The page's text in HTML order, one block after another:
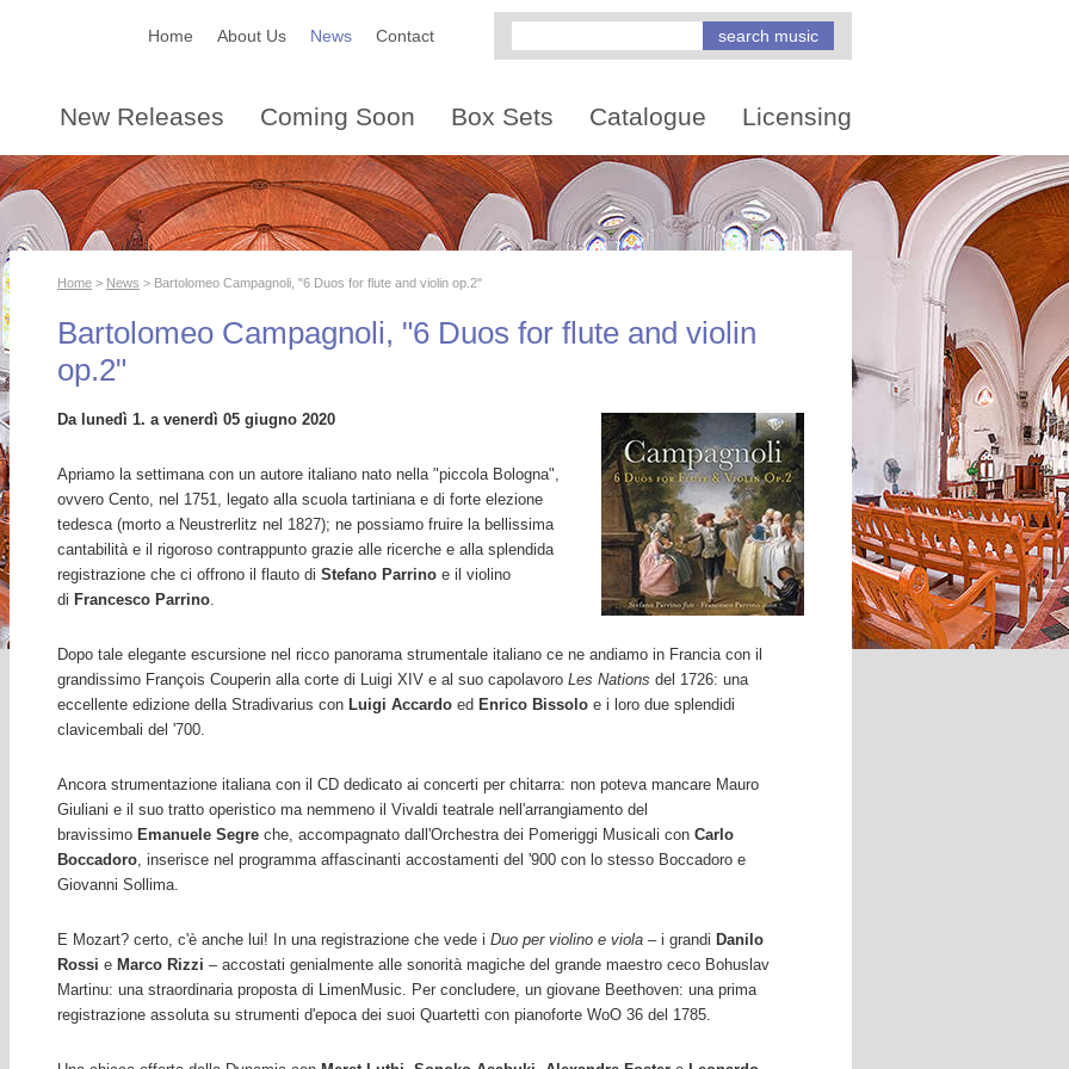
Home About Us News Contact
New Releases Coming Soon Box Sets Catalogue Licensing
Home > News > Bartolomeo Campagnoli, "6 Duos for flute and violin op.2"
Bartolomeo Campagnoli, "6 Duos for flute and violin
op.2"
Da lunedì 1. a venerdì 05 giugno 2020
Apriamo la settimana con un autore italiano nato nella "piccola Bologna",
ovvero Cento, nel 1751, legato alla scuola tartiniana e di forte elezione
tedesca (morto a Neustrerlitz nel 1827); ne possiamo fruire la bellissima
cantabilità e il rigoroso contrappunto grazie alle ricerche e alla splendida
registrazione che ci offrono il flauto di Stefano Parrino e il violino
di Francesco Parrino.
Dopo tale elegante escursione nel ricco panorama strumentale italiano ce ne andiamo in Francia con il
grandissimo François Couperin alla corte di Luigi XIV e al suo capolavoro Les Nations del 1726: una
eccellente edizione della Stradivarius con Luigi Accardo ed Enrico Bissolo e i loro due splendidi
clavicembali del '700.
Ancora strumentazione italiana con il CD dedicato ai concerti per chitarra: non poteva mancare Mauro
Giuliani e il suo tratto operistico ma nemmeno il Vivaldi teatrale nell'arrangiamento del
bravissimo Emanuele Segre che, accompagnato dall'Orchestra dei Pomeriggi Musicali con Carlo
Boccadoro, inserisce nel programma affascinanti accostamenti del '900 con lo stesso Boccadoro e
Giovanni Sollima.
E Mozart? certo, c'è anche lui! In una registrazione che vede i Duo per violino e viola – i grandi Danilo
Rossi e Marco Rizzi – accostati genialmente alle sonorità magiche del grande maestro ceco Bohuslav
Martinu: una straordinaria proposta di LimenMusic. Per concludere, un giovane Beethoven: una prima
registrazione assoluta su strumenti d'epoca dei suoi Quartetti con pianoforte WoO 36 del 1785.